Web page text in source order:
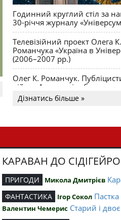
Годинний круглий стіл за
30-річчя журналу
Телевізійний проект Олега К.
Романчука «Україна в
(2006–2007 рр.)
Олег К. Романчук.
війни. Акценти і табу
Дізнатись більше »
КАРАВАН ДО СІДІГЕЙРО
ПРИГОДИ Микола Дмитрієв
ФАНТАСТИКА Ігор Сокол
Валентин Чемерис Старий і двоє